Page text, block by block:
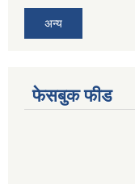
अन्य
फेसबुक फीड